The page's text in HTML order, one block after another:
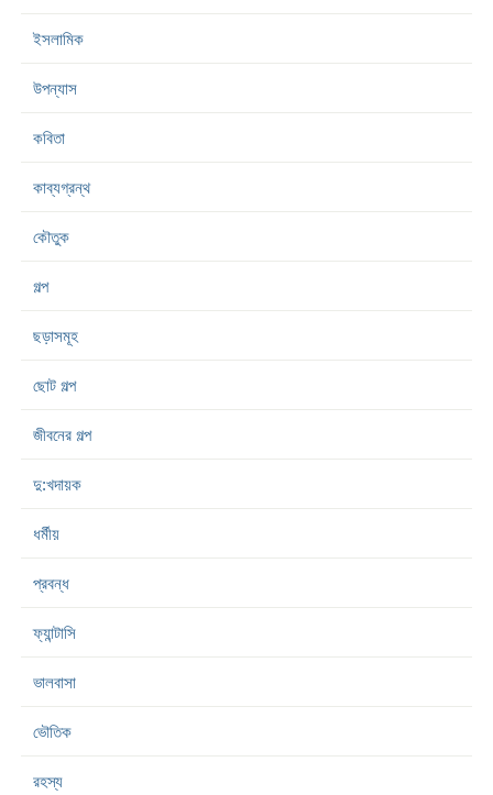
ইসলামিক
উপন্যাস
কবিতা
কাব্যগ্রন্থ
কৌতুক
গল্প
ছড়াসমূহ
ছোট গল্প
জীবনের গল্প
দু:খদায়ক
ধর্মীয়
প্রবন্ধ
ফ্যান্টাসি
ভালবাসা
ভৌতিক
রহস্য